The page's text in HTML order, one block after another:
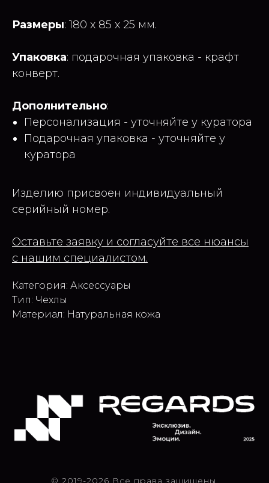
Размеры: 180 x 85 x 25 мм.
Упаковка: подарочная упаковка - крафт
конверт.
Дополнительно:
Персонализация - уточняйте у куратора
Подарочная упаковка - уточняйте у
куратора
Изделию присвоен индивидуальный
серийный номер.
Оставьте заявку и согласуйте все нюансы
с нашим специалистом.
Категория: Аксессуары
Тип: Чехлы
Материал: Натуральная кожа
© 2019-2026 Все права защищены.